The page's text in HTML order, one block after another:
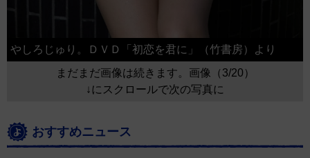
やしろじゅり。ＤＶＤ「初恋を君に」（竹書房）より
まだまだ画像は続きます。画像（3/20）
↓にスクロールで次の写真に
おすすめニュース